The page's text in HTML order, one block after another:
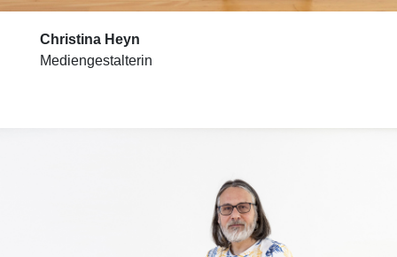
Christina Heyn
Mediengestalterin